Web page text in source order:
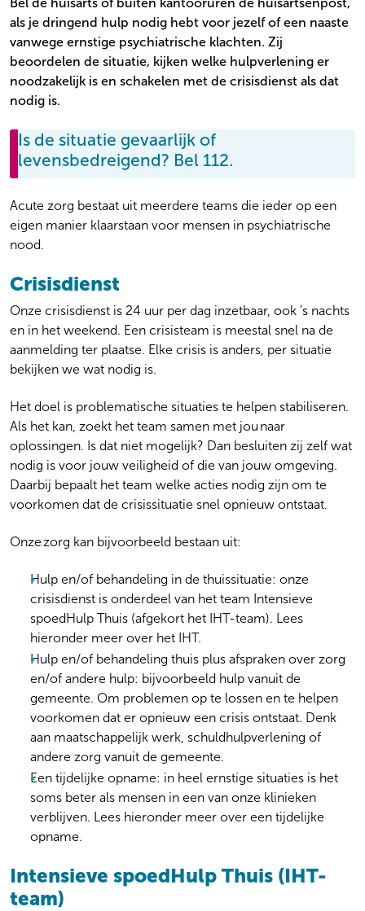
Gezin en systeem
Ouderenpsychiatrie
Persoonlijkheidsproblematiek
Preventie
Psychose
Stemming
Thuisbegeleiding
Trauma en PTSS
Zeldzame en onbegrepen aandoeningen
Locaties
Wachttijden
Kosten
Veelgestelde vragen
Over onze zorg aan jou
Algemeen
Werken bij
Over ons
Ervaringen
Bel de huisarts of buiten kantooruren de huisartsenpost,
als je dringend hulp nodig hebt voor jezelf of een naaste
vanwege ernstige psychiatrische klachten. Zij
beoordelen de situatie, kijken welke hulpverlening er
noodzakelijk is en schakelen met de crisisdienst als dat
nodig is.
Is de situatie gevaarlijk of
levensbedreigend? Bel 112.
Acute zorg bestaat uit meerdere teams die ieder op een
eigen manier klaarstaan voor mensen in psychiatrische
nood.
Crisisdienst
Onze crisisdienst is 24 uur per dag inzetbaar, ook ’s nachts
en in het weekend. Een crisisteam is meestal snel na de
aanmelding ter plaatse. Elke crisis is anders, per situatie
bekijken we wat nodig is.
Het doel is problematische situaties te helpen stabiliseren.
Als het kan, zoekt het team samen met jou naar
oplossingen. Is dat niet mogelijk? Dan besluiten zij zelf wat
nodig is voor jouw veiligheid of die van jouw omgeving.
Daarbij bepaalt het team welke acties nodig zijn om te
voorkomen dat de crisissituatie snel opnieuw ontstaat.
Onze zorg kan bijvoorbeeld bestaan uit:
Hulp en/of behandeling in de thuissituatie: onze
crisisdienst is onderdeel van het team Intensieve
spoedHulp Thuis (afgekort het IHT-team). Lees
hieronder meer over het IHT.
Hulp en/of behandeling thuis plus afspraken over zorg
en/of andere hulp: bijvoorbeeld hulp vanuit de
gemeente. Om problemen op te lossen en te helpen
voorkomen dat er opnieuw een crisis ontstaat. Denk
aan maatschappelijk werk, schuldhulpverlening of
andere zorg vanuit de gemeente.
Een tijdelijke opname: in heel ernstige situaties is het
soms beter als mensen in een van onze klinieken
verblijven. Lees hieronder meer over een tijdelijke
opname.
Intensieve spoedHulp Thuis (IHT-
team)